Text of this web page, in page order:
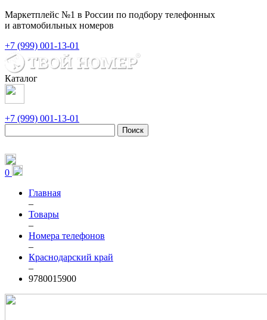
Маркетплейс №1 в России по подбору телефонных
и автомобильных номеров
+7 (999) 001-13-01
Каталог
+7 (999) 001-13-01
Поиск
0
Главная
–
Товары
–
Номера телефонов
–
Краснодарский край
–
9780015900